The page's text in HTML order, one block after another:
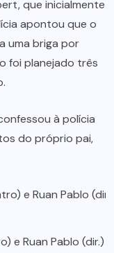
que inicialmente
apontou que o
uma briga por
foi planejado três
à polícia
do próprio pai,
e Ruan Pablo (dir.)